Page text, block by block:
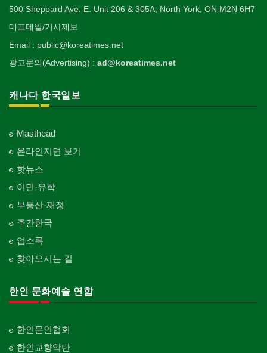
Ophthalmologist
의사-외과
Surgeon
의사-치과
의사-가정의
의사-기타
의사-정신과
Fashion/Boutique
Blanket
웨딩서비스
자수
Private Lesson-Art/Photograph
Private Lesson-Ballet/Dance
개인지도-꽃꽂이
개인지도-기타
전기공사/수리
Electric Work
정원공사/조경
Roofing
Curtain/Carpet
Wall Paper/Paint
가라지/그라지/차고
Garage Door
건축 엔지니어
Engineering
Architectural Designer
자동차-견인
Towing
자동차-청소
Auto Cleaning
취미/레저
Hobby/Leisure
태권도/무술
Taekwondo/Martial Arts
Spring Water/Water Purifier
Nursing Home
Sauna
Skin Care
화장품
Cosmetics
피트니스/헬스
Fitness
산후조리서비스
한국일보 본사 및 지국
한국정부기관
Korean Governmental Organization
한인회
Korean Cultural Association
Newspaper/TV/Radio
한국기업 현지법인/지사
Korean Enterprises In Canada
동창회-대학교
Alumni University
동창회-중·고등학교
Alumni Middle·High School
단체-협회
단체-스포츠
Organization-Sports
단체-음악/미술
Organization-Music/Art
ETC
아파트
500 Sheppard Ave. E. Unit 206 & 305A, North York, ON M2N 6H7
대표메일/기사제보
Email : public@koreatimes.net
광고문의(Advertising) : ad@koreatimes.net
캐나다 한국일보
Masthead
온라인지면 보기
핫뉴스
이민·유학
부동산·재정
주간한국
업소록
찾아오시는 길
한인 문화예술 연합
한인문인협회
한인교향악단